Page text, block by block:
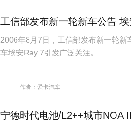
工信部发布新一轮新车公告
2006年8月7日，工信部发布新一轮
车埃安Ray 7引发广泛关注。
作者：爱卡汽车
宁德时代电池/L2++城市NOA